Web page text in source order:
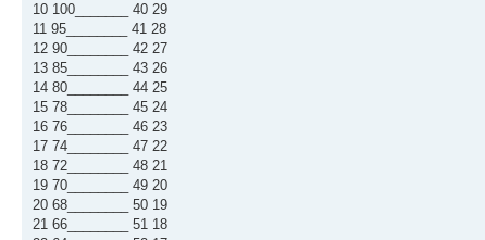
10 100_______ 40 29
11 95________ 41 28
12 90________ 42 27
13 85________ 43 26
14 80________ 44 25
15 78________ 45 24
16 76________ 46 23
17 74________ 47 22
18 72________ 48 21
19 70________ 49 20
20 68________ 50 19
21 66________ 51 18